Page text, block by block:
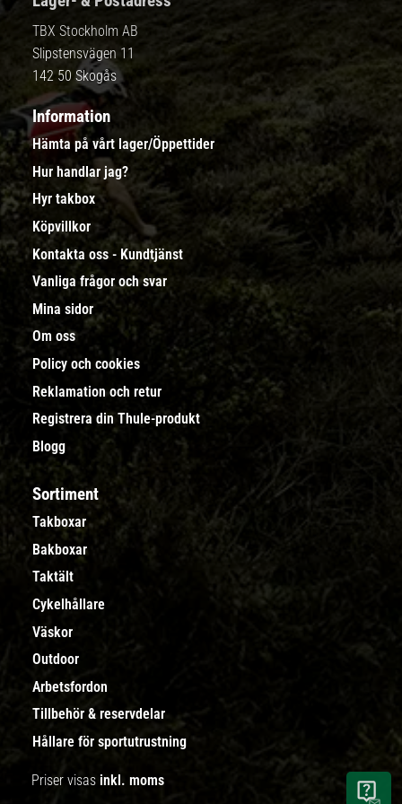
TBX Stockholm AB
Slipstensvägen 11
142 50 Skogås
Information
Hämta på vårt lager/Öppettider
Hur handlar jag?
Hyr takbox
Köpvillkor
Kontakta oss - Kundtjänst
Vanliga frågor och svar
Mina sidor
Om oss
Policy och cookies
Reklamation och retur
Registrera din Thule-produkt
Blogg
Sortiment
Takboxar
Bakboxar
Taktält
Cykelhållare
Väskor
Outdoor
Arbetsfordon
Tillbehör & reservdelar
Hållare för sportutrustning
Priser visas inkl. moms